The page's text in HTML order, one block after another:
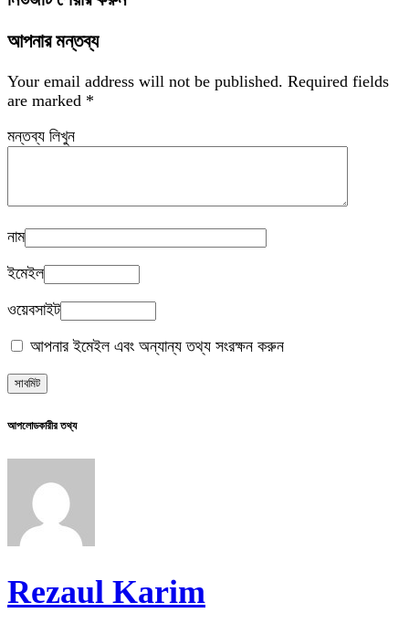
আপনার মন্তব্য
Your email address will not be published. Required fields
are marked *
মন্তব্য লিখুন
নাম
ইমেইল
ওয়েবসাইট
আপনার ইমেইল এবং অন্যান্য তথ্য সংরক্ষন করুন
আপলোডকারীর তথ্য
Rezaul Karim